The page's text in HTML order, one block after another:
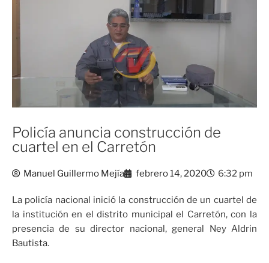
Policía anuncia construcción de
cuartel en el Carretón
Manuel Guillermo Mejía febrero 14, 2020 6:32 pm
La policía nacional inició la construcción de un cuartel de
la institución en el distrito municipal el Carretón, con la
presencia de su director nacional, general Ney Aldrin
Bautista.